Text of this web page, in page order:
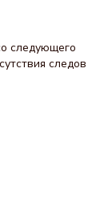
следующего
следов